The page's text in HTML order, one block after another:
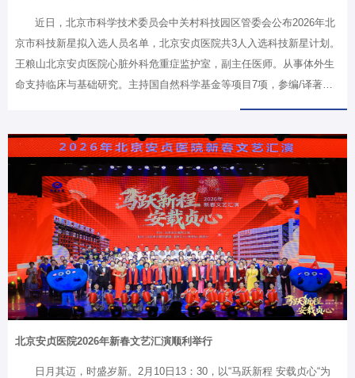
近日，北京市科学技术委员会中关村科技园区管委会公布2026年北
京市科技新星拟入选人员名单，北京安贞医院共3人入选科技新星计划。
王粮山北京安贞医院心脏外科危重症监护室，副主任医师。从事体外生
命支持临床与基础研究。主持国自然科学基金等项目7项，参编/译著作5
首都前沿学术成果奖”、“美国ECMO大会Robert H. Bartlett奖”等奖项。
戴路北京安贞医院冠心病外科中心，主治医师。从事心脏大血管外科的
临床诊治工作，主要研究方向为急性A型主动脉夹层的围术期优化治疗
策略。作为项目负责人主持国家自然科学基金青年项目1项，作为项目骨
干参与科技部国家重点研发计划、北京市自然科学基金-大兴创新联合基
金资助项目、…
北京安贞医院2026年新春文艺汇演顺利举行
日月其迈，时盛岁新。2月10日13：30，以“马跃新程 安载贞心“为